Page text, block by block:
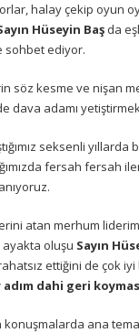
halay çekip oyun
Hüseyin Baş da
sohbet ediyor.
söz kesme ve nişan
dava adamı
seksenli
fersah fersah
atan merhum
ayakta oluşu Sayın
ettiğini de çok
dahi geri
konuşmalarda ana